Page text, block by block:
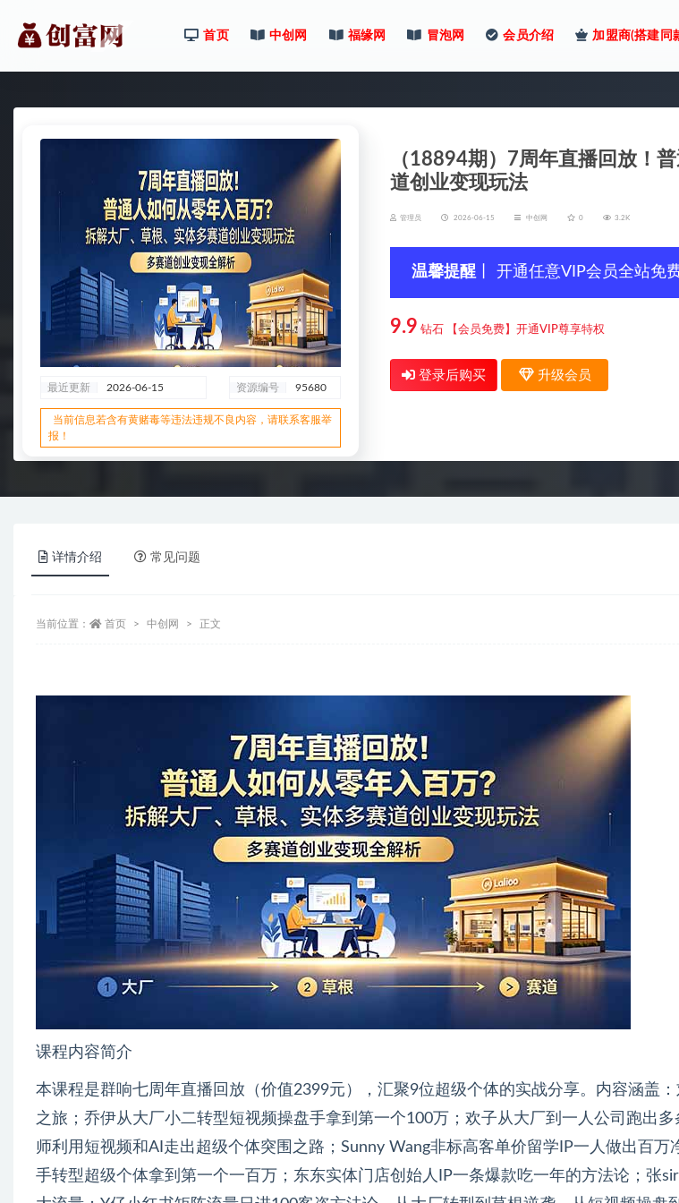
首页 中创网 福缘网 冒泡网 会员介绍 加盟商(搭建同
最近更新 2026-06-15 资源编号 95680
当前信息若含有黄赌毒等违法违规不良内容，请联系客服举
报！
（18894期）7周年直播回放！
道创业变现玩法
管理员 2026-06-15 中创网 0 3.2K
温馨提醒 丨 开通任意VIP会员全站免
9.9 钻石 【会员免费】开通VIP尊享特权
登录后购买 升级会员
详情介绍 常见问题
当前位置： 首页 中创网 正文
课程内容简介
本课程是群响七周年直播回放（价值2399元），汇聚9位超级个体的实战分享。内容涵盖
之旅；乔伊从大厂小二转型短视频操盘手拿到第一个100万；欢子从大厂到一人公司跑出
师利用短视频和AI走出超级个体突围之路；Sunny Wang非标高客单价留学IP一人做出百万
手转型超级个体拿到第一个一百万；东东实体门店创始人IP一条爆款吃一年的方法论；张